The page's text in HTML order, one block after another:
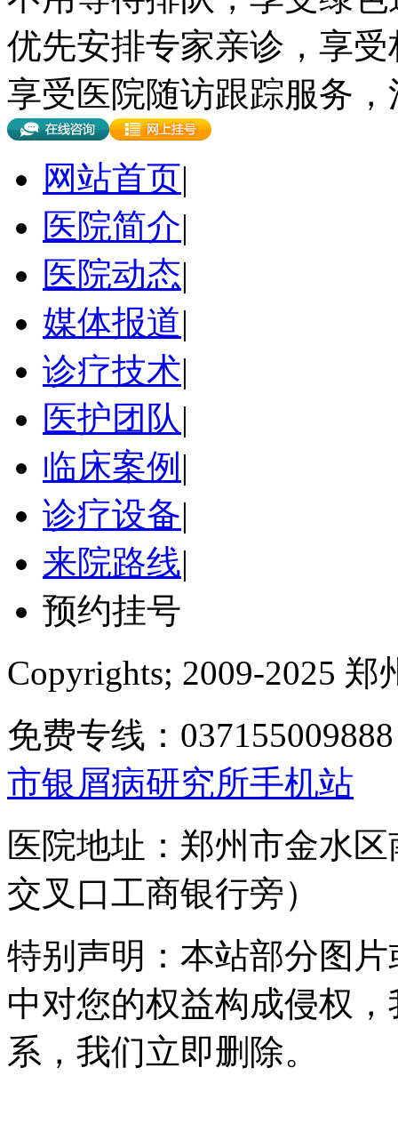
优先安排专家亲诊，享
享受医院随访跟踪服务
网站首页|
医院简介|
医院动态|
媒体报道|
诊疗技术|
医护团队|
临床案例 |
诊疗设备|
来院路线|
预约挂号
Copyrights; 2009-2025
免费专线：
市银屑病研究所手机站
医院地址：郑州市金水
交叉口工商银行旁）
特别声明：本站部分图
中对您的权益构成侵权
系，我们立即删除。